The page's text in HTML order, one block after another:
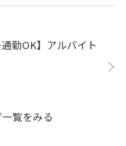
通勤OK】アルバイト
覧をみる